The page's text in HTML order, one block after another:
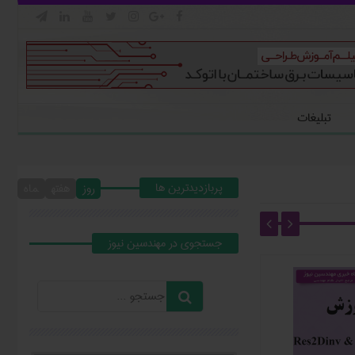
تبلیغات
پربازدیدترین ها روز
جستجوي در مهندسين نيوز